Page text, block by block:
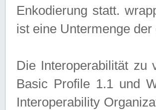
Enkodierung statt.
ist eine Untermenge der
Die Interoperabilität zu
Basic Profile 1.1 und
Interoperability